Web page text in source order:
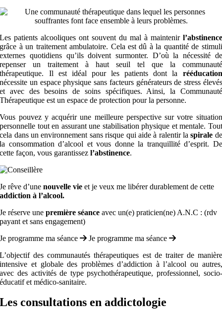
Les patients alcooliques ont souvent du mal à maintenir l’abstinence
grâce à un traitement ambulatoire. Cela est dû à la quantité de stimuli
externes quotidiens qu’ils doivent surmonter. D’où la nécessité de
repenser un traitement à haut seuil tel que la communauté
thérapeutique. Il est idéal pour les patients dont la rééducation
nécessite un espace physique sans facteurs générateurs de stress élevés
et avec des besoins de soins spécifiques. Ainsi, la Communauté
Thérapeutique est un espace de protection pour la personne.
Vous pouvez y acquérir une meilleure perspective sur votre situation
personnelle tout en assurant une stabilisation physique et mentale. Tout
cela dans un environnement sans risque qui aide à ralentir laspirale de
la consommation d’alcool et vous donne la tranquillité d’esprit. De
cette façon, vous garantissezl’abstinence.
Je rêve d’unenouvelle vie et je veux me libérer durablement de cette
addiction à l’alcool.
Je réserve unepremière séance avec un(e) praticien(ne) A.N.C : (rdv
payant et sans engagement)
Je programme ma séance
Je programme ma séance
L’objectif descommunautés thérapeutiques est de traiter de manière
intensive et globale des problèmes d’addiction à l’alcool ou autres,
avec des activités de type psychothérapeutique, professionnel, socio-
éducatif et médico-sanitaire.
Les consultations en addictologie